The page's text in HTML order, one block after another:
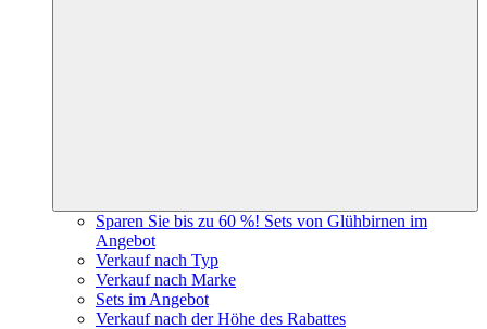
Sparen Sie bis zu 60 %! Sets von Glühbirnen im
Angebot
Verkauf nach Typ
Verkauf nach Marke
Sets im Angebot
Verkauf nach der Höhe des Rabattes